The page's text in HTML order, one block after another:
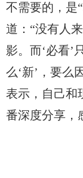
不需要的，是
道：“没有人
影。而‘必看
么‘新’，要么
表示，自己和
番深度分享，